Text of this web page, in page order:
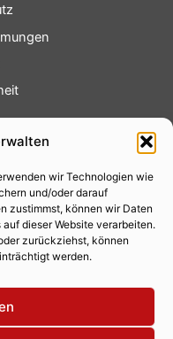
wir Technologien wie
und/oder darauf
zustimmst, können wir Daten
dieser Website verarbeiten.
zurückziehst, können
werden.